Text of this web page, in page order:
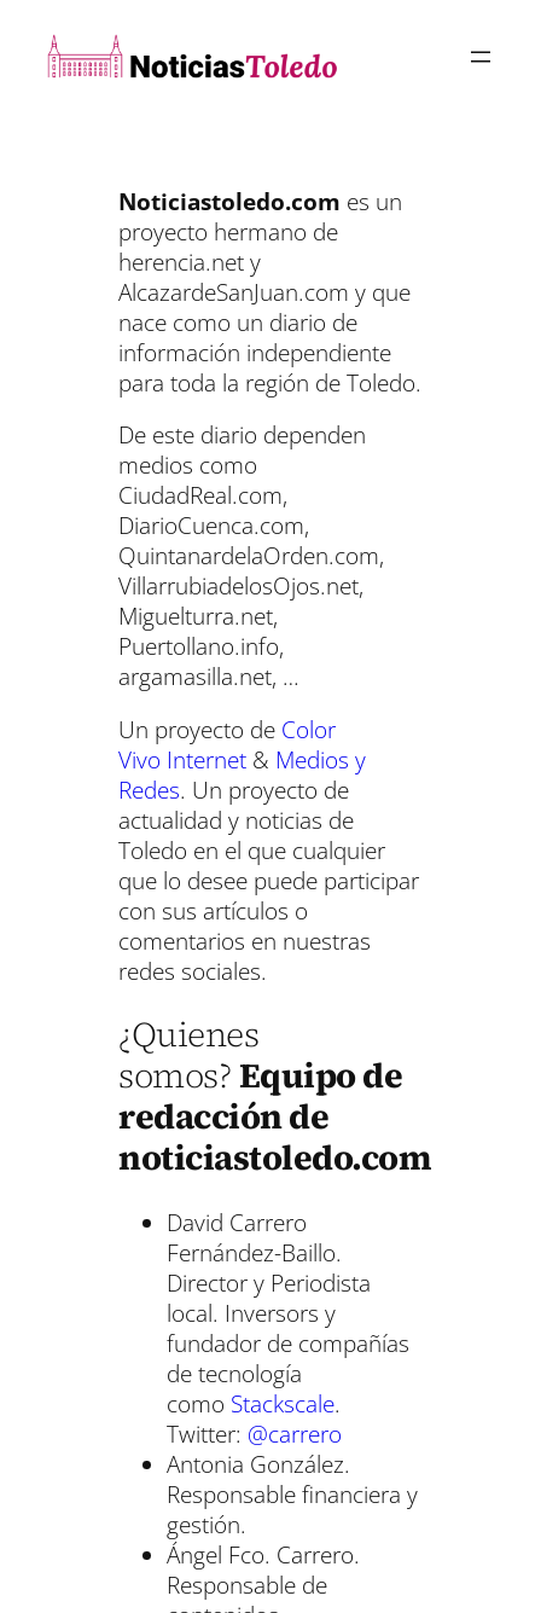
contenido
Noticiastoledo.com es un
proyecto hermano de
herencia.net y
AlcazardeSanJuan.com y que
nace como un diario de
información independiente
para toda la región de Toledo.
De este diario dependen
medios como
CiudadReal.com,
DiarioCuenca.com,
QuintanardelaOrden.com,
VillarrubiadelosOjos.net,
Miguelturra.net,
Puertollano.info,
argamasilla.net, …
Un proyecto de Color
Vivo Internet & Medios y
Redes. Un proyecto de
actualidad y noticias de
Toledo en el que cualquier
que lo desee puede participar
con sus artículos o
comentarios en nuestras
redes sociales.
¿Quienes
somos? Equipo de
redacción de
noticiastoledo.com
David Carrero
Fernández-Baillo.
Director y Periodista
local. Inversors y
fundador de compañías
de tecnología
como Stackscale.
Twitter: @carrero
Antonia González.
Responsable financiera y
gestión.
Ángel Fco. Carrero.
Responsable de